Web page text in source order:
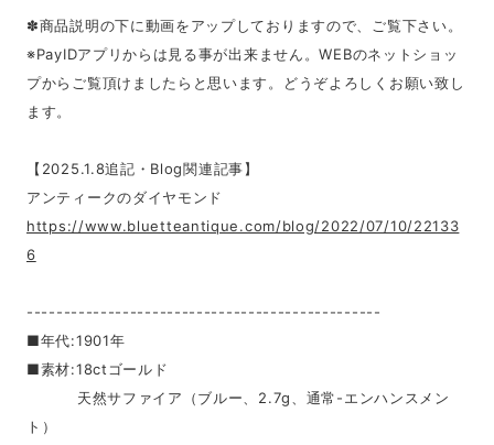
✽商品説明の下に動画をアップしておりますので、ご覧下さい。
※PayIDアプリからは見る事が出来ません。WEBのネットショッ
プからご覧頂けましたらと思います。どうぞよろしくお願い致し
ます。
【2025.1.8追記・Blog関連記事】
アンティークのダイヤモンド
https://www.bluetteantique.com/blog/2022/07/10/22133
6
------------------------------------------------
■年代:1901年
■素材:18ctゴールド
天然サファイア（ブルー、2.7g、通常-エンハンスメン
ト）